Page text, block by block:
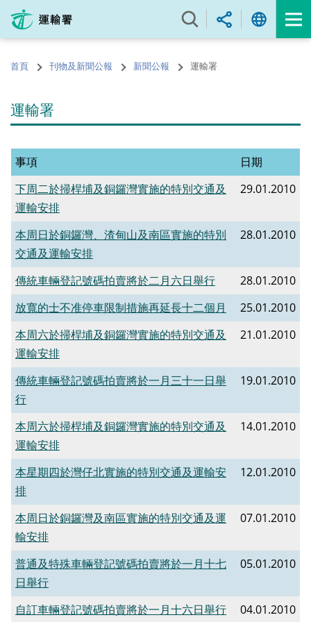
內
的首頁 刊物及新聞公報 新聞公報 運輸署
運輸署
事項
日期
下周二於掃桿埔及銅鑼灣實施的特別交通及
運輸安排
29.01.2010
本周日於銅鑼灣、渣甸山及南區實施的特別
交通及運輸安排
28.01.2010
傳統車輛登記號碼拍賣將於二月六日舉行
28.01.2010
放寬的士不准停車限制措施再延長十二個月
25.01.2010
本周六於掃桿埔及銅鑼灣實施的特別交通及
運輸安排
21.01.2010
傳統車輛登記號碼拍賣將於一月三十一日舉
行
19.01.2010
本周六於掃桿埔及銅鑼灣實施的特別交通及
運輸安排
14.01.2010
本星期四於灣仔北實施的特別交通及運輸安
排
12.01.2010
本周日於銅鑼灣及南區實施的特別交通及運
輸安排
07.01.2010
普通及特殊車輛登記號碼拍賣將於一月十七
日舉行
05.01.2010
自訂車輛登記號碼拍賣將於一月十六日舉行 04.01.2010